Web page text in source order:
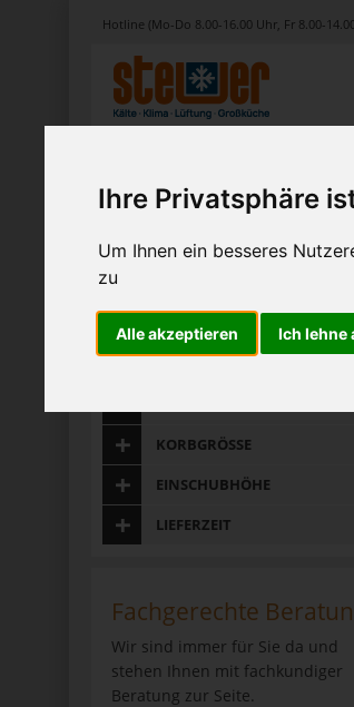
Ihre Privatsphäre
Um Ihnen ein besseres
zu
Alle akzeptieren Ich lehne
Hotline (Mo-Do 8.00-16.00 Uhr, Fr 8.00-
PREIS
KORBGRÖSSE
EINSCHUBHÖHE
LIEFERZEIT
Fachgerechte
Wir sind immer für Sie da und
stehen Ihnen mit fachkundiger
Beratung zur Seite.